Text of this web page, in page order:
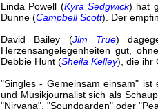
Linda Powell (Kyra Sedgwick) hat
Dunne (Campbell Scott). Der
David Bailey (Jim True)
Herzensangelegenheiten gut,
Debbie Hunt (Sheila Kelley), die ihr
"Singles - Gemeinsam einsam"
und Musikjournalist sich als
"Nirvana", "Soundgarden" oder